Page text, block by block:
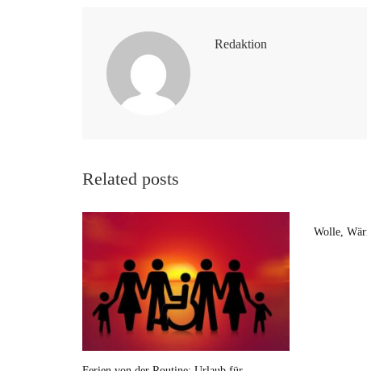
Redaktion
Related posts
Wolle,